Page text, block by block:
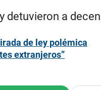
detuvieron a
de ley polémica
extranjeros”